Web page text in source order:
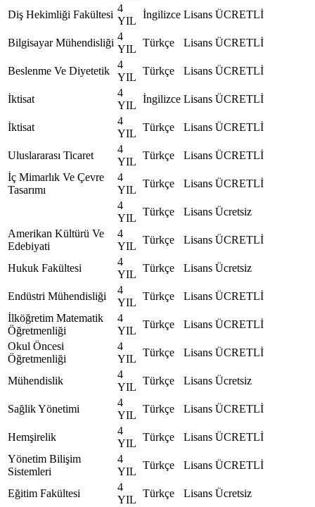
Diş Hekimliği Fakültesi
4
YIL
İngilizce Lisans ÜCRETLİ
Bilgisayar Mühendisliği
4
YIL
Türkçe Lisans ÜCRETLİ
Beslenme Ve Diyetetik
4
YIL
Türkçe Lisans ÜCRETLİ
İktisat
4
YIL
İngilizce Lisans ÜCRETLİ
İktisat
4
YIL
Türkçe Lisans ÜCRETLİ
Uluslararası Ticaret
4
YIL
Türkçe Lisans ÜCRETLİ
İç Mimarlık Ve Çevre
Tasarımı
4
YIL
Türkçe Lisans ÜCRETLİ
4
YIL
Türkçe Lisans Ücretsiz
Amerikan Kültürü Ve
Edebiyati
4
YIL
Türkçe Lisans ÜCRETLİ
Hukuk Fakültesi
4
YIL
Türkçe Lisans Ücretsiz
Endüstri Mühendisliği
4
YIL
Türkçe Lisans ÜCRETLİ
İlköğretim Matematik
Öğretmenliği
4
YIL
Türkçe Lisans ÜCRETLİ
Okul Öncesi
Öğretmenliği
4
YIL
Türkçe Lisans ÜCRETLİ
Mühendislik
4
YIL
Türkçe Lisans Ücretsiz
Sağlik Yönetimi
4
YIL
Türkçe Lisans ÜCRETLİ
Hemşirelik
4
YIL
Türkçe Lisans ÜCRETLİ
Yönetim Bilişim
Sistemleri
4
YIL
Türkçe Lisans ÜCRETLİ
Eğitim Fakültesi
4
YIL
Türkçe Lisans Ücretsiz